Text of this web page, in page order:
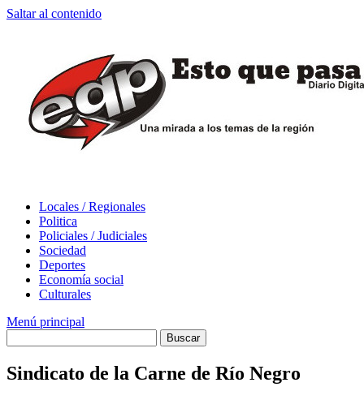
Saltar al contenido
Locales / Regionales
Politica
Policiales / Judiciales
Sociedad
Deportes
Economía social
Culturales
Menú principal
Sindicato de la Carne de Río Negro